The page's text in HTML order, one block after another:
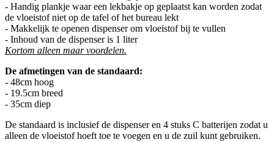
- Handig plankje waar een lekbakje op geplaatst kan worden zodat
de vloeistof niet op de tafel of het bureau lekt
- Makkelijk te openen dispenser om vloeistof bij te vullen
- Inhoud van de dispenser is 1 liter
Kortom alleen maar voordelen.
De afmetingen van de standaard:
- 48cm hoog
- 19.5cm breed
- 35cm diep
De standaard is inclusief de dispenser en 4 stuks C batterijen zodat u
alleen de vloeistof hoeft toe te voegen en u de zuil kunt gebruiken.